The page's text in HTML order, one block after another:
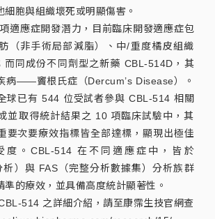
細胞與組織壞死或明顯傷害。
適應症開發潛力，目前臨床開發適應症包
（非手術局部減脂）、中/重度橘皮組織
而同成份不同劑型之新藥 CBL-514D，其
病——竇根氏症（Dercum’s Disease）。
球已有 544 位受試者參與 CBL-514 相關
並取得統計結果之 10 項臨床試驗中，其
要次要療效指標皆全部達標，顯現出極佳
度。CBL-514 在不同適應症中，皆於
）與 FAS（完整分析數據集）分析族群
準的療效，並具備高度統計顯著性。
514 之詳細介紹，請至康霈生技官網查